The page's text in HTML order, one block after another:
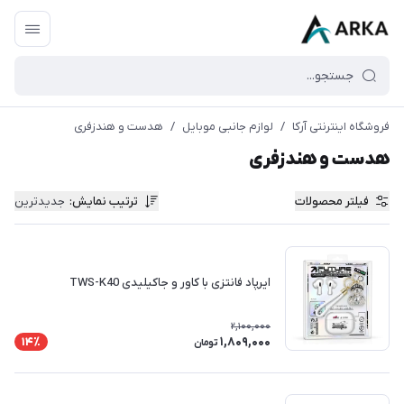
فروشگاه اینترنتی آرکا / لوازم جانبی موبایل / هدست و هندزفری
هدست و هندزفری
فیلتر محصولات ترتیب نمایش: جدیدترین
ایرپاد فانتزی با کاور و جاکیلیدی TWS-K40
2,100,000
1,809,000 تومان 14٪